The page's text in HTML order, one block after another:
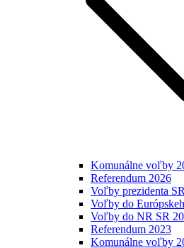
Komunálne voľby
Referendum 2026
Voľby prezidenta
Voľby do
Voľby do NR SR
Referendum 2023
Komunálne voľby